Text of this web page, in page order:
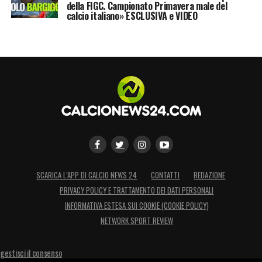
costa nulla…
della FIGC. Campionato Primavera male del
calcio italiano» ESCLUSIVA e VIDEO
SCARICA L’APP DI CALCIO NEWS 24 CONTATTI
REDAZIONE
PRIVACY POLICY E TRATTAMENTO DEI DATI PERSONALI
INFORMATIVA ESTESA SUI COOKIE (COOKIE POLICY)
NETWORK SPORT REVIEW
gestisci il consenso